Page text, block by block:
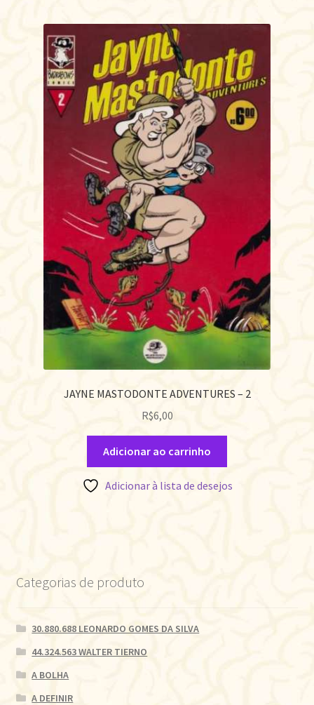
JAYNE MASTODONTE ADVENTURES – 2
R$6,00
Adicionar ao carrinho
Adicionar à lista de desejos
Categorias de produto
30.880.688 LEONARDO GOMES DA SILVA
44.324.563 WALTER TIERNO
A BOLHA
A DEFINIR